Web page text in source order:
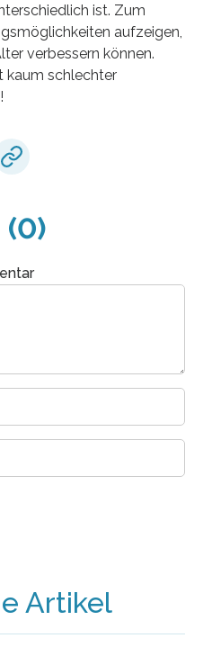
ist. Zum
aufzeigen,
verbessern können.
kaum schlechter
(0)
Artikel